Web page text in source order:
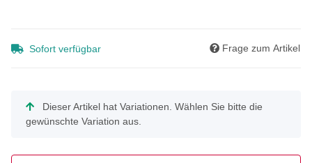
Sofort verfügbar Frage zum Artikel
x
Dieser Artikel hat Variationen. Wählen Sie bitte die
gewünschte Variation aus.